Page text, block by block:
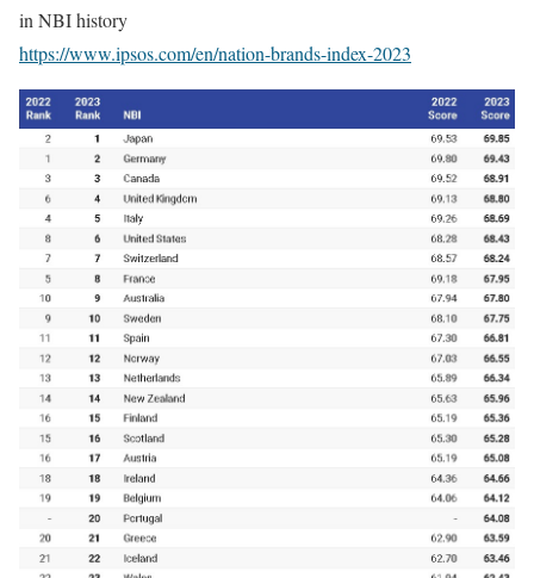
in NBI history
https://www.ipsos.com/en/nation-brands-index-2023